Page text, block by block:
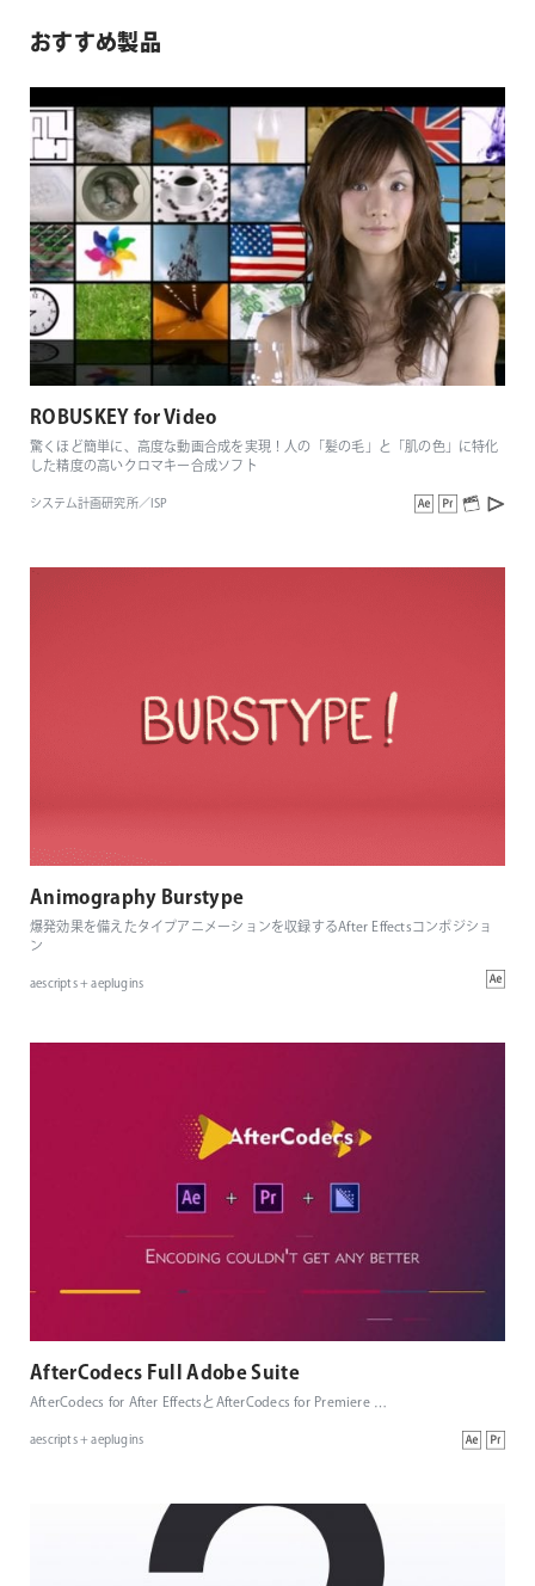
おすすめ製品
ROBUSKEY for Video
驚くほど簡単に、高度な動画合成を実現！人の「髪の毛」と「肌の色」に特化
した精度の高いクロマキー合成ソフト
システム計画研究所／ISP
Animography Burstype
爆発効果を備えたタイプアニメーションを収録するAfter Effectsコンポジショ
ン
aescripts + aeplugins
AfterCodecs Full Adobe Suite
AfterCodecs for After EffectsとAfterCodecs for Premiere …
aescripts + aeplugins